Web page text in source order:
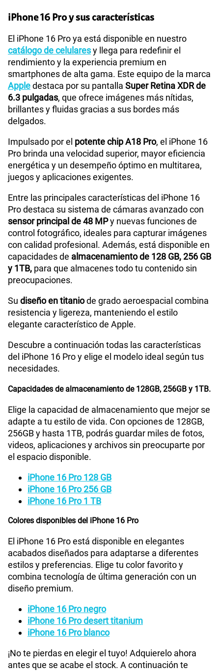
Paga solo 159.90
Paga solo
185GBen alta velocidad
S/189.90
Paga solo
200GB en alta velocidad
S/ 289.90
Ver menos planes
Compatibilidad con eSIM
iPhone 16 Pro y sus características
El iPhone 16 Pro ya está disponible en nuestro
catálogo de celularesy llega para redefinir el
rendimiento y la experiencia premium en
smartphones de alta gama. Este equipo de la marca
Appledestaca por su pantalla Super Retina XDR de
6.3 pulgadas, que ofrece imágenes más nítidas,
brillantes y fluidas gracias a sus bordes más
delgados.
Impulsado por el potente chip A18 Pro, el iPhone 16
Pro brinda una velocidad superior, mayor eficiencia
energética y un desempeño óptimo en multitarea,
juegos y aplicaciones exigentes.
Entre las principales características del iPhone 16
Pro destaca su sistema de cámaras avanzado con
sensor principal de 48 MPy nuevas funciones de
control fotográfico, ideales para capturar imágenes
con calidad profesional. Además, está disponible en
capacidades de almacenamiento de 128 GB, 256 GB
y 1TB, para que almacenes todo tu contenido sin
preocupaciones.
Su diseño en titaniode grado aeroespacial combina
resistencia y ligereza, manteniendo el estilo
elegante característico de Apple.
Descubre a continuación todas las características
del iPhone 16 Pro y elige el modelo ideal según tus
necesidades.
Capacidades de almacenamiento de 128GB, 256GB y 1TB.
Elige la capacidad de almacenamiento que mejor se
adapte a tu estilo de vida. Con opciones de 128GB,
256GB y hasta 1TB, podrás guardar miles de fotos,
videos, aplicaciones y archivos sin preocuparte por
el espacio disponible.
iPhone 16 Pro 128 GB
iPhone 16 Pro 256 GB
iPhone 16 Pro 1 TB
Colores disponibles del iPhone 16 Pro
El iPhone 16 Pro está disponible en elegantes
acabados diseñados para adaptarse a diferentes
estilos y preferencias. Elige tu color favorito y
combina tecnología de última generación con un
diseño premium.
iPhone 16 Pro negro
iPhone 16 Pro desert titanium
iPhone 16 Pro blanco
¡No te pierdas en elegir el tuyo! Adquierelo ahora
antes que se acabe el stock. A continuación te